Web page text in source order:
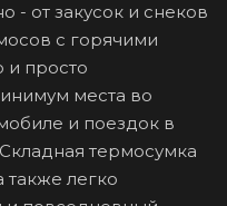
- от закусок и снеков
с горячими
и просто
места во
и поездок в
термосумка
также легко